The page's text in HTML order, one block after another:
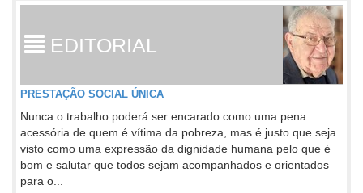
EDITORIAL
PRESTAÇÃO SOCIAL ÚNICA
Nunca o trabalho poderá ser encarado como uma pena
acessória de quem é vítima da pobreza, mas é justo que seja
visto como uma expressão da dignidade humana pelo que é
bom e salutar que todos sejam acompanhados e orientados
para o...